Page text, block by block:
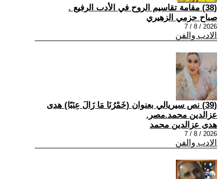
(38) مقامة تقاسيم الروح في الأدب الرفيع .
صباح حزمي الزهيري
2026 / 8 / 7
الادب والفن
(39) نص سيريالي بعنوان (خَمْرُنَا مَا زَالَ عِنَبًا) هدى
عزالدين محمد.مصر.
هدى عزالدين محمد
2026 / 8 / 7
الادب والفن